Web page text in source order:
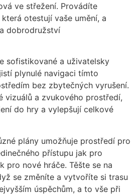
ve střežení. Provádíte
otestují vaše umění, a
dobrodružství
sofistikované a uživatelsky
plynulé navigaci tímto
bez zbytečných vyrušení.
vizuálů a zvukového prostředí,
do hry a vylepšují celkové
plány umožňuje prostředí pro
přístupu jak pro
pro nové hráče. Těšte se na
se změníte a vytvoříte si trasu
úspěchům, a to vše při